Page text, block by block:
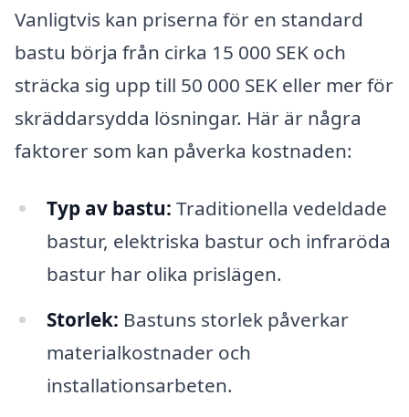
Vanligtvis kan priserna för en standard
bastu börja från cirka 15 000 SEK och
sträcka sig upp till 50 000 SEK eller mer för
skräddarsydda lösningar. Här är några
faktorer som kan påverka kostnaden:
Typ av bastu: Traditionella vedeldade
bastur, elektriska bastur och infraröda
bastur har olika prislägen.
Storlek: Bastuns storlek påverkar
materialkostnader och
installationsarbeten.